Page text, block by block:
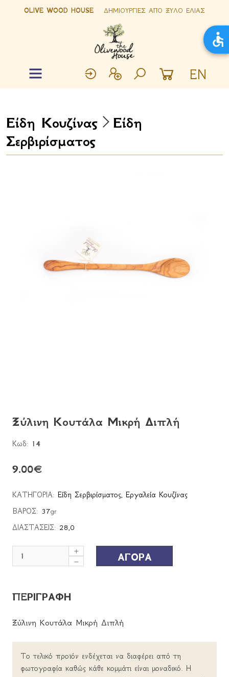
OLIVE WOOD HOUSE ΔΗΜΙΟΥΡΓΙΕΣ ΑΠΟ ΞΥΛΟ ΕΛΙΑΣ
EN
Είδη Κουζίνας
Είδη
Σερβιρίσματος
Ξύλινη Κουτάλα Μικρή Διπλή
Κωδ: 14
9.00€
ΚΑΤΗΓΟΡΙΑ: Είδη Σερβιρίσματος, Εργαλεία Κουζίνας
ΒΑΡΟΣ: 37gr
ΔΙΑΣΤΑΣΕΙΣ: 28,0
ΑΓΟΡΑ
ΠΕΡΙΓΡΑΦΗ
Ξύλινη Κουτάλα Μικρή Διπλή
Το τελικό προϊόν ενδέχεται να διαφέρει από τη
φωτογραφία καθώς κάθε κομμάτι είναι μοναδικό. Η